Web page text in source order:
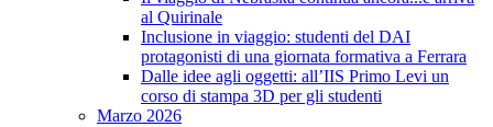
al Quirinale
Inclusione in viaggio: studenti del DAI
protagonisti di una giornata formativa a Ferrara
Dalle idee agli oggetti: all’IIS Primo Levi un
corso di stampa 3D per gli studenti
Marzo 2026